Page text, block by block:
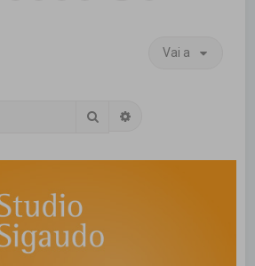
Vai a
Cerca